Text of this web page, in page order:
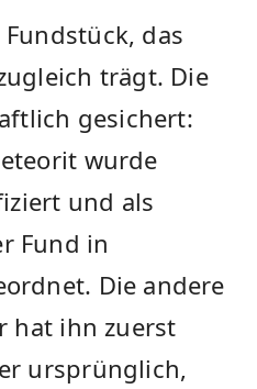
das
trägt. Die
gesichert:
wurde
und als
Fund in
Die andere
hat ihn zuerst
ursprünglich,